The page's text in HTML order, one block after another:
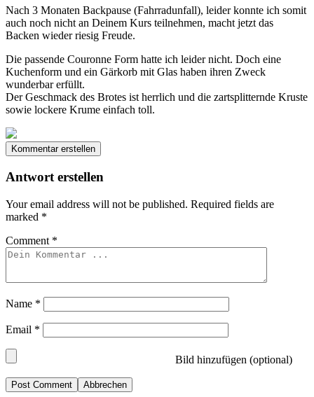
Nach 3 Monaten Backpause (Fahrradunfall), leider konnte ich somit
auch noch nicht an Deinem Kurs teilnehmen, macht jetzt das
Backen wieder riesig Freude.
Die passende Couronne Form hatte ich leider nicht. Doch eine
Kuchenform und ein Gärkorb mit Glas haben ihren Zweck
wunderbar erfüllt.
Der Geschmack des Brotes ist herrlich und die zartsplitternde Kruste
sowie lockere Krume einfach toll.
Kommentar erstellen
Antwort erstellen
Your email address will not be published. Required fields are
marked *
Comment *
Name *
Email *
Bild hinzufügen (optional)
Abbrechen